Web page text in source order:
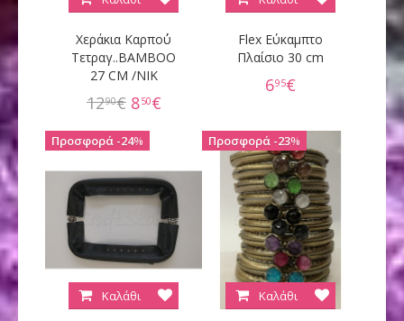
Χεράκια Καρπο΄ύ
Τετραγ..ΒΑΜΒΟΟ
27 CM /NIK
1290€ 850€
Flex Εύκαμπτο
Πλαίσιο 30 cm
695€
Καλάθι
24%
Καλάθι
23%